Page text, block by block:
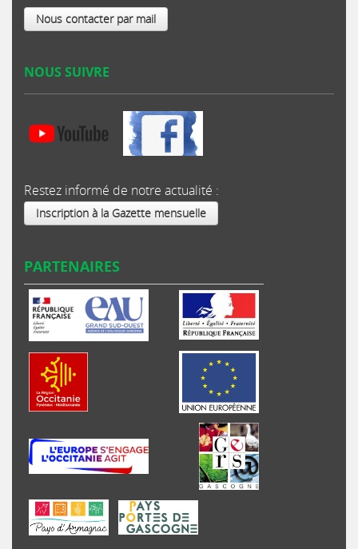
Nous contacter par mail
NOUS SUIVRE
Restez informé de notre actualité :
Inscription à la Gazette mensuelle
PARTENAIRES